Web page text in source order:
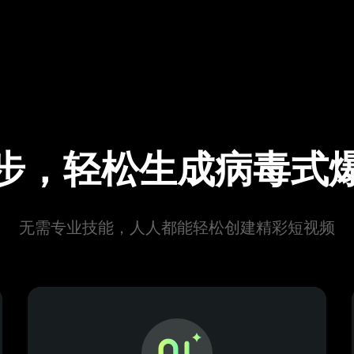
，轻松生成病毒式
无需专业技能，人人都能轻松创建精彩短视频